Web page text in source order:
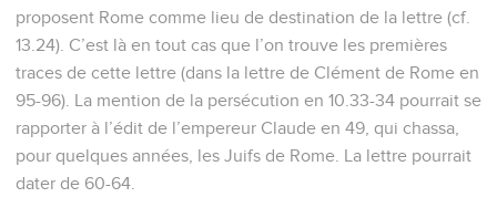
proposent Rome comme lieu de destination de la lettre (cf.
13.24). C’est là en tout cas que l’on trouve les premières
traces de cette lettre (dans la lettre de Clément de Rome en
95-96). La mention de la persécution en 10.33-34 pourrait se
rapporter à l’édit de l’empereur Claude en 49, qui chassa,
pour quelques années, les Juifs de Rome. La lettre pourrait
dater de 60-64.